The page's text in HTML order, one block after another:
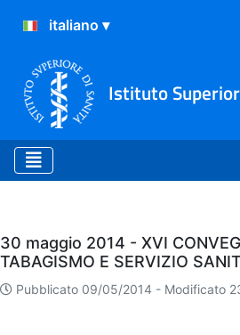
Istituto
Eventi
30 maggio 2014 - XVI
TABAGISMO E SERVIZIO
Pubblicato 09/05/2014 - Modificato